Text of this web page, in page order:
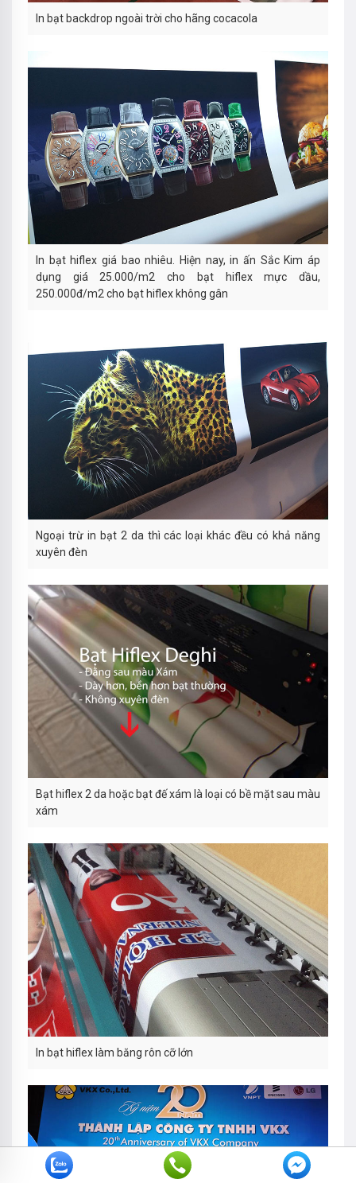
In bạt backdrop ngoài trời cho hãng cocacola
In bạt hiflex giá bao nhiêu. Hiện nay, in ấn Sắc Kim áp
dụng giá 25.000/m2 cho bạt hiflex mực dầu,
250.000đ/m2 cho bạt hiflex không gân
Ngoại trừ in bạt 2 da thì các loại khác đều có khả năng
xuyên đèn
Bạt hiflex 2 da hoặc bạt đế xám là loại có bề mặt sau màu
xám
In bạt hiflex làm băng rôn cỡ lớn